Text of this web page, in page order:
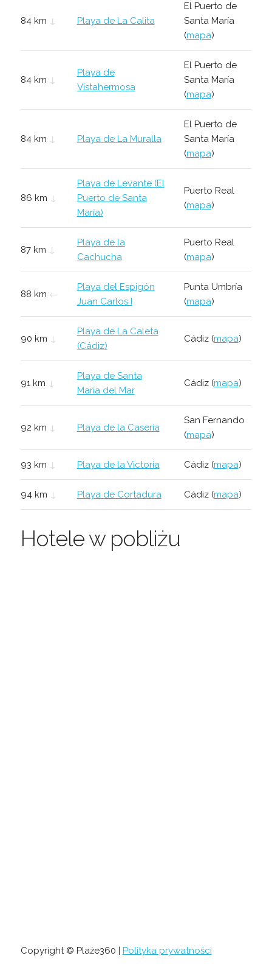
84 km ↓ Playa de La Calita
El Puerto de
Santa María
(mapa)
84 km ↓
Playa de
Vistahermosa
El Puerto de
Santa María
(mapa)
84 km ↓ Playa de La Muralla
El Puerto de
Santa María
(mapa)
86 km ↓
Playa de Levante (El
Puerto de Santa
María)
Puerto Real
(mapa)
87 km ↓
Playa de la
Cachucha
Puerto Real
(mapa)
88 km ←
Playa del Espigón
Juan Carlos I
Punta Umbría
(mapa)
90 km ↓
Playa de La Caleta
(Cádiz)
Cádiz (mapa)
91 km ↓
Playa de Santa
María del Mar
Cádiz (mapa)
92 km ↓ Playa de la Casería
San Fernando
(mapa)
93 km ↓ Playa de la Victoria Cádiz (mapa)
94 km ↓ Playa de Cortadura Cádiz (mapa)
Hotele w pobliżu
Copyright © Plaże360 | Polityka prywatności